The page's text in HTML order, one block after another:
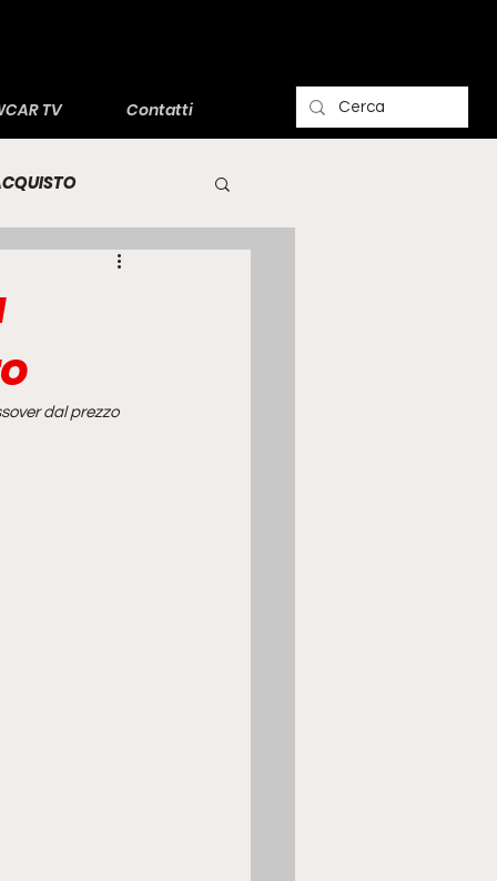
TV Contatti
dal prezzo